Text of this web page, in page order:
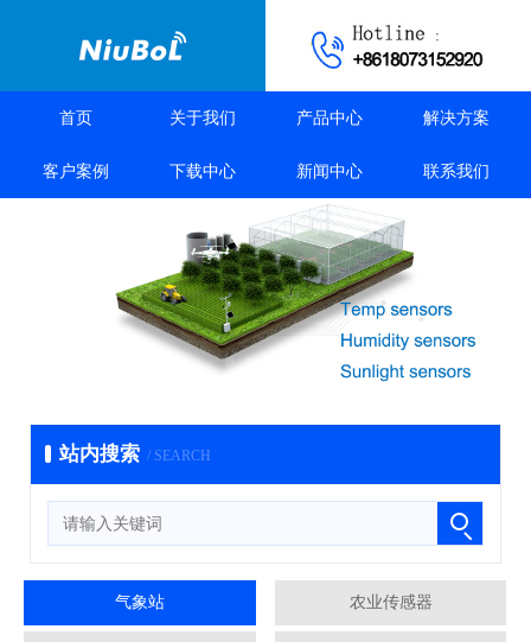
首页 关于我们 产品中心 解决方案
客户案例 下载中心 新闻中心 联系我们
站内搜索 / SEARCH
气象站 农业传感器